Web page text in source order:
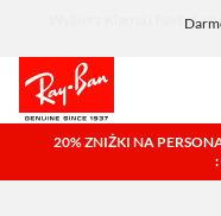
Wybierz Klarna i PayPal,
20% ZNIŻKI NA